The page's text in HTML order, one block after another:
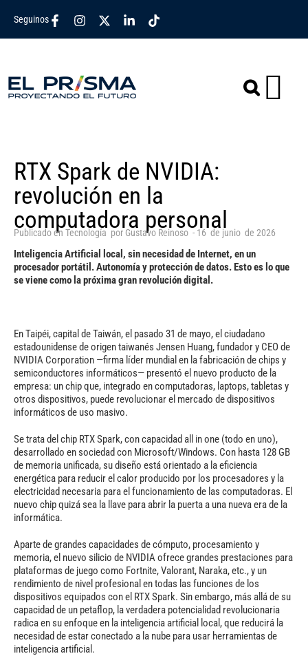
Seguinos
RTX Spark de NVIDIA:
revolución en la
computadora personal
Publicado en Tecnología por Gustavo Reinoso - 16 de junio de 2026
Inteligencia Artificial local, sin necesidad de Internet, en un
procesador portátil. Autonomía y protección de datos. Esto es lo que
se viene como la próxima gran revolución digital.
En Taipéi, capital de Taiwán, el pasado 31 de mayo, el ciudadano
estadounidense de origen taiwanés Jensen Huang, fundador y CEO de
NVIDIA Corporation —firma líder mundial en la fabricación de chips y
semiconductores informáticos— presentó el nuevo producto de la
empresa: un chip que, integrado en computadoras, laptops, tabletas y
otros dispositivos, puede revolucionar el mercado de dispositivos
informáticos de uso masivo.
Se trata del chip RTX Spark, con capacidad all in one (todo en uno),
desarrollado en sociedad con Microsoft/Windows. Con hasta 128 GB
de memoria unificada, su diseño está orientado a la eficiencia
energética para reducir el calor producido por los procesadores y la
electricidad necesaria para el funcionamiento de las computadoras. El
nuevo chip quizá sea la llave para abrir la puerta a una nueva era de la
informática.
Aparte de grandes capacidades de cómputo, procesamiento y
memoria, el nuevo silicio de NVIDIA ofrece grandes prestaciones para
plataformas de juego como Fortnite, Valorant, Naraka, etc., y un
rendimiento de nivel profesional en todas las funciones de los
dispositivos equipados con el RTX Spark. Sin embargo, más allá de su
capacidad de un petaflop, la verdadera potencialidad revolucionaria
radica en su enfoque en la inteligencia artificial local, que reducirá la
necesidad de estar conectado a la nube para usar herramientas de
inteligencia artificial.